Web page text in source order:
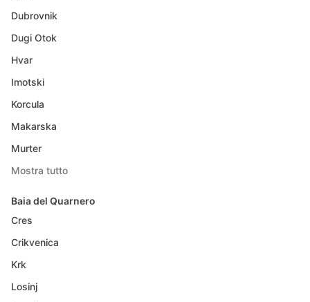
Dubrovnik
Dugi Otok
Hvar
Imotski
Korcula
Makarska
Murter
Mostra tutto
Baia del Quarnero
Cres
Crikvenica
Krk
Losinj